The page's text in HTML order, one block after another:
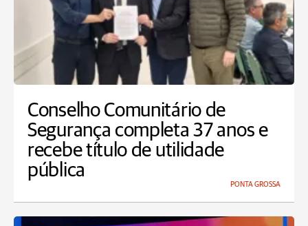
Conselho Comunitário de
Segurança completa 37 anos e
recebe título de utilidade
pública
PONTA GROSSA